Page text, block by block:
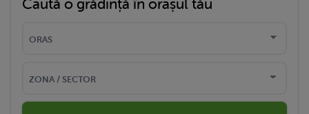
Caută o grădință în orașul tău